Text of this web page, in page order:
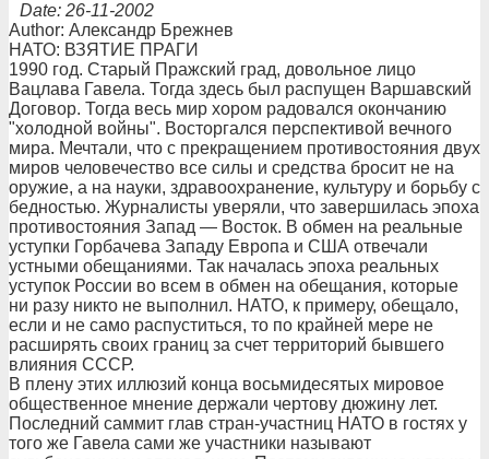
Date: 26-11-2002
Author: Александр Брежнев
НАТО: ВЗЯТИЕ ПРАГИ
1990 год. Старый Пражский град, довольное лицо
Вацлава Гавела. Тогда здесь был распущен Варшавский
Договор. Тогда весь мир хором радовался окончанию
"холодной войны". Восторгался перспективой вечного
мира. Мечтали, что с прекращением противостояния двух
миров человечество все силы и средства бросит не на
оружие, а на науки, здравоохранение, культуру и борьбу с
бедностью. Журналисты уверяли, что завершилась эпоха
противостояния Запад — Восток. В обмен на реальные
уступки Горбачева Западу Европа и США отвечали
устными обещаниями. Так началась эпоха реальных
уступок России во всем в обмен на обещания, которые
ни разу никто не выполнил. НАТО, к примеру, обещало,
если и не само распуститься, то по крайней мере не
расширять своих границ за счет территорий бывшего
влияния СССР.
В плену этих иллюзий конца восьмидесятых мировое
общественное мнение держали чертову дюжину лет.
Последний саммит глав стран-участниц НАТО в гостях у
того же Гавела сами же участники называют